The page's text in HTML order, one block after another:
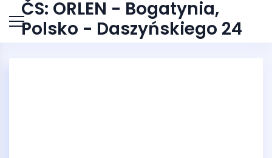
ČS: ORLEN - Bogatynia,
Polsko - Daszyńskiego 24